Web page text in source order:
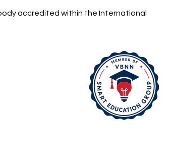
Nouvelle Recherche
Internationale Suisse
accredited within the International